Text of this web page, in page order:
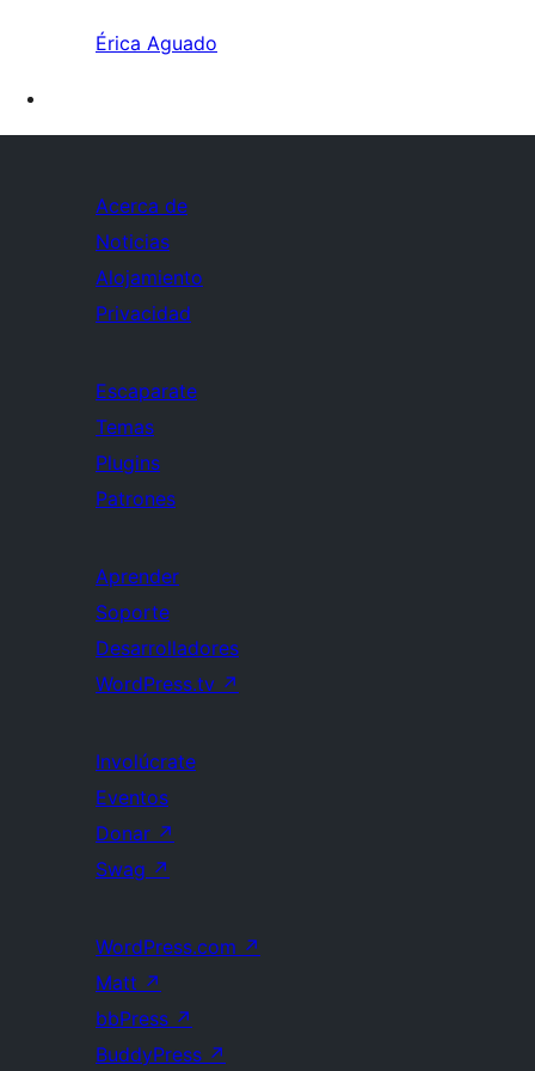
Érica Aguado
Acerca de
Noticias
Alojamiento
Privacidad
Escaparate
Temas
Plugins
Patrones
Aprender
Soporte
Desarrolladores
WordPress.tv ↗
Involúcrate
Eventos
Donar ↗
Swag ↗
WordPress.com ↗
Matt ↗
bbPress ↗
BuddyPress ↗